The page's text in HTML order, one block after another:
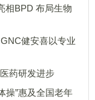
相BPD 布局生物
健安喜以专业
药研发进步
操”惠及全国老年